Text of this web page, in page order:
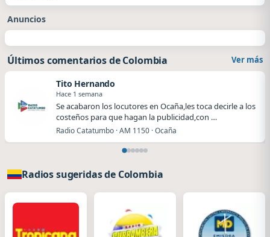
Anuncios
Últimos comentarios de Colombia Ver más
Tito Hernando
Hace 1 semana
Se acabaron los locutores en Ocaña,les toca decirle a los
costeños para que hagan la publicidad,con …
Radio Catatumbo · AM 1150 · Ocaña
Radios sugeridas de Colombia